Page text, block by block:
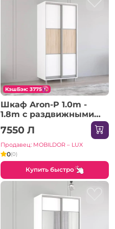
КэшБэк: 3775
Шкаф Aron-P 1.0m -
1.8m с раздвижными
дверями из ЛДСП
горизонтально
(130x60x200H см)
Сонома
7550 Л
Продавец: MOBILDOR – LUX
0(0)
Купить быстро